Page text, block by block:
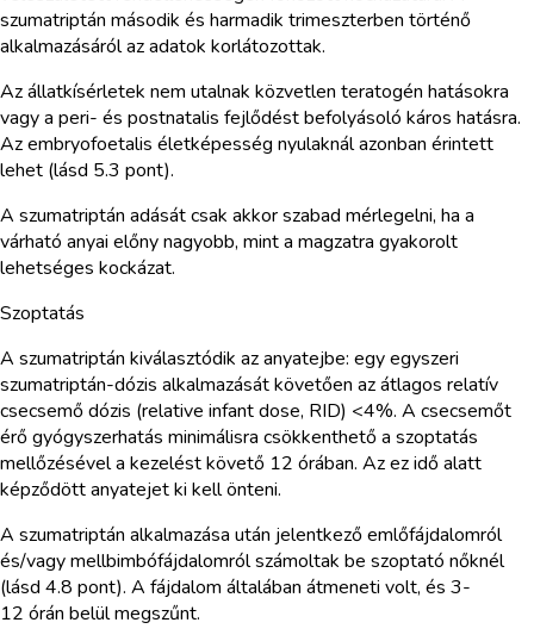
szumatriptán második és harmadik trimeszterben történő
alkalmazásáról az adatok korlátozottak.
Az állatkísérletek nem utalnak közvetlen teratogén hatásokra
vagy a peri- és postnatalis fejlődést befolyásoló káros hatásra.
Az embryofoetalis életképesség nyulaknál azonban érintett
lehet (lásd 5.3 pont).
A szumatriptán adását csak akkor szabad mérlegelni, ha a
várható anyai előny nagyobb, mint a magzatra gyakorolt
lehetséges kockázat.
Szoptatás
A szumatriptán kiválasztódik az anyatejbe: egy egyszeri
szumatriptán-dózis alkalmazását követően az átlagos relatív
csecsemő dózis (relative infant dose, RID) <4%. A csecsemőt
érő gyógyszerhatás minimálisra csökkenthető a szoptatás
mellőzésével a kezelést követő 12 órában. Az ez idő alatt
képződött anyatejet ki kell önteni.
A szumatriptán alkalmazása után jelentkező emlőfájdalomról
és/vagy mellbimbófájdalomról számoltak be szoptató nőknél
(lásd 4.8 pont). A fájdalom általában átmeneti volt, és 3-
12 órán belül megszűnt.